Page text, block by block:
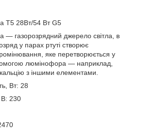
Т5 28Вт/54 Вт G5
— газорозрядний джерело світла, в
у парах ртуті створює
яке перетворюється у
люмінофора — наприклад,
з іншими елементами.
Вт: 28
В: 230